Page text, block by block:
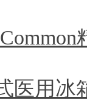
医用冰